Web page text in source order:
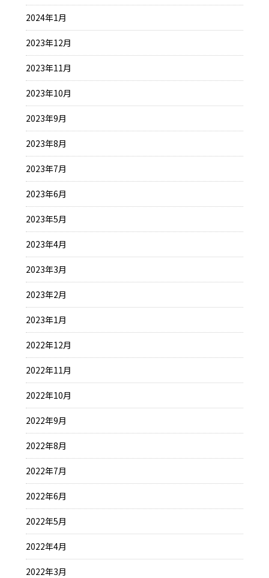
2024年1月
2023年12月
2023年11月
2023年10月
2023年9月
2023年8月
2023年7月
2023年6月
2023年5月
2023年4月
2023年3月
2023年2月
2023年1月
2022年12月
2022年11月
2022年10月
2022年9月
2022年8月
2022年7月
2022年6月
2022年5月
2022年4月
2022年3月